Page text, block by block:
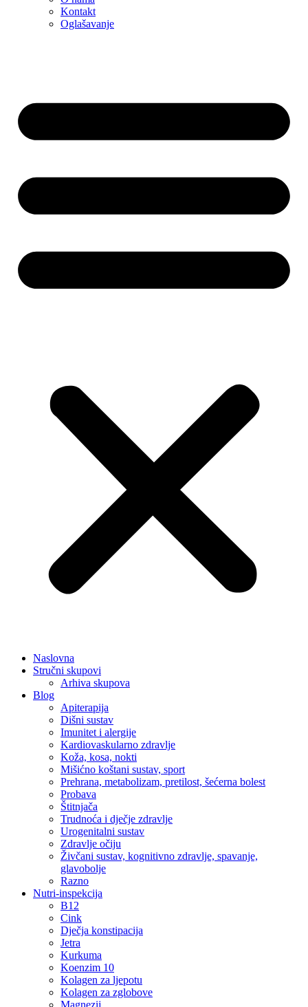
Kontakt
Oglašavanje
Naslovna
Stručni skupovi
Arhiva skupova
Blog
Apiterapija
Dišni sustav
Imunitet i alergije
Kardiovaskularno zdravlje
Koža, kosa, nokti
Mišićno koštani sustav, sport
Prehrana, metabolizam, pretilost, šećerna bolest
Probava
Štitnjača
Trudnoća i dječje zdravlje
Urogenitalni sustav
Zdravlje očiju
Živčani sustav, kognitivno zdravlje, spavanje,
glavobolje
Razno
Nutri-inspekcija
B12
Cink
Dječja konstipacija
Jetra
Kurkuma
Koenzim 10
Kolagen za ljepotu
Kolagen za zglobove
Magnezij